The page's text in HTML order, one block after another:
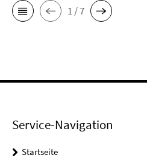
1 / 7
Service-Navigation
Startseite